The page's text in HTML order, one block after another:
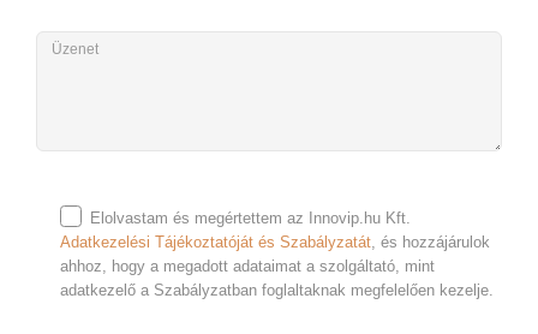
Elolvastam és megértettem az Innovip.hu Kft.
Adatkezelési Tájékoztatóját és Szabályzatát, és hozzájárulok
ahhoz, hogy a megadott adataimat a szolgáltató, mint
adatkezelő a Szabályzatban foglaltaknak megfelelően kezelje.